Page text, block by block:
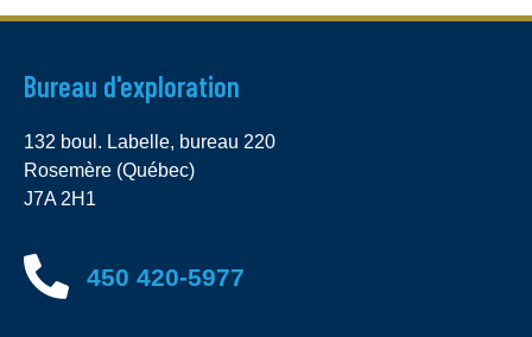
Bureau d'exploration
132 boul. Labelle, bureau 220
Rosemère (Québec)
J7A 2H1
450 420-5977